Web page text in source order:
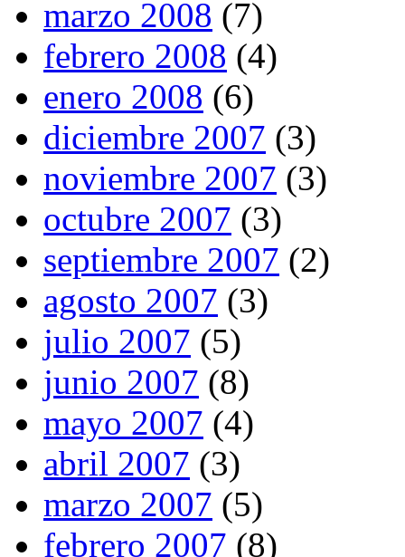
marzo 2008 (7)
febrero 2008 (4)
enero 2008 (6)
diciembre 2007 (3)
noviembre 2007 (3)
octubre 2007 (3)
septiembre 2007 (2)
agosto 2007 (3)
julio 2007 (5)
junio 2007 (8)
mayo 2007 (4)
abril 2007 (3)
marzo 2007 (5)
febrero 2007 (8)